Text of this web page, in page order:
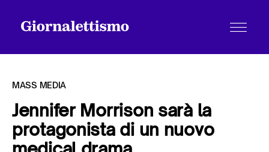
Tutti gli articoli
MASS MEDIA
Jennifer Morrison sarà la
protagonista di un nuovo